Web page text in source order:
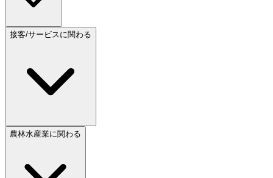
接客/サービスに関わる
農林水産業に関わる